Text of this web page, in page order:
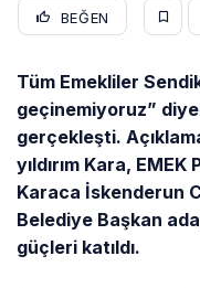
BEĞEN
Tüm Emekliler
geçinemiyoruz”
gerçekleşti.
yıldırım Kara,
Karaca İskenderun
Belediye Başkan
güçleri katıldı.